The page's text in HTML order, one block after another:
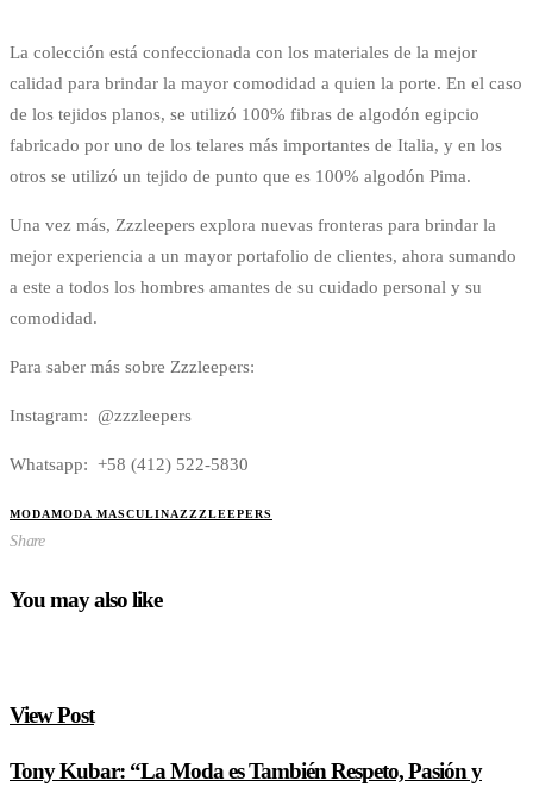
La colección está confeccionada con los materiales de la mejor
calidad para brindar la mayor comodidad a quien la porte. En el caso
de los tejidos planos, se utilizó 100% fibras de algodón egipcio
fabricado por uno de los telares más importantes de Italia, y en los
otros se utilizó un tejido de punto que es 100% algodón Pima.
Una vez más, Zzzleepers explora nuevas fronteras para brindar la
mejor experiencia a un mayor portafolio de clientes, ahora sumando
a este a todos los hombres amantes de su cuidado personal y su
comodidad.
Para saber más sobre Zzzleepers:
Instagram: @zzzleepers
Whatsapp: +58 (412) 522-5830
MODAMODA MASCULINAZZZLEEPERS
Share
You may also like
View Post
Tony Kubar: “La Moda es También Respeto, Pasión y